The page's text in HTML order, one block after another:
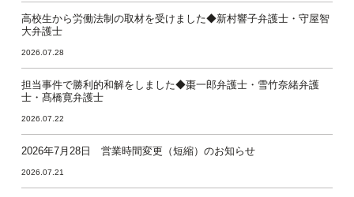
高校生から労働法制の取材を受けました◆新村響子弁護士・守屋智
大弁護士
2026.07.28
担当事件で勝利的和解をしました◆棗一郎弁護士・雪竹奈緒弁護
士・髙橋寛弁護士
2026.07.22
2026年7月28日 営業時間変更（短縮）のお知らせ
2026.07.21